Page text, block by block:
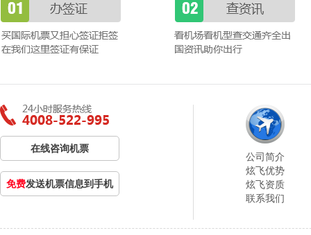
在线咨询机票
免费发送机票信息到手机
公司简介
炫飞优势
炫飞资质
联系我们